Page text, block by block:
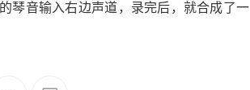
琴音输入右边声道，录完后，就合成了一